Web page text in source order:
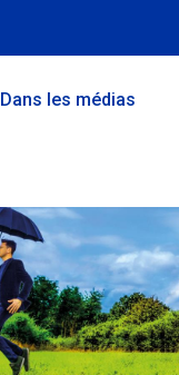
Dans les médias